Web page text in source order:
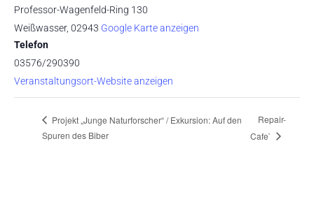
Professor-Wagenfeld-Ring 130
Weißwasser, 02943 Google Karte anzeigen
Telefon
03576/290390
Veranstaltungsort-Website anzeigen
Projekt „Junge Naturforscher“ / Exkursion: Auf den
Spuren des Biber
Repair-
Cafe`